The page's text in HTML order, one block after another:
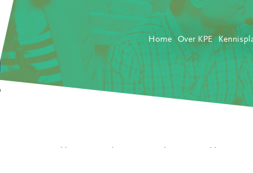
Home Over KPE
public_html/subdomains/techniekict/